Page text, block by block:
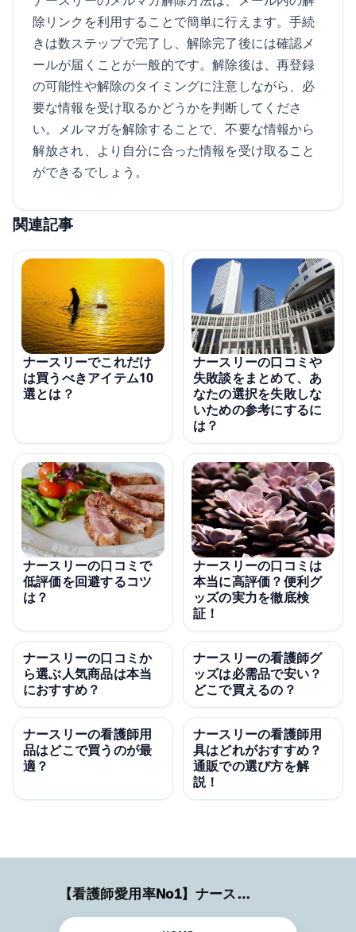
除リンクを利用することで簡単に行えます。手続
きは数ステップで完了し、解除完了後には確認メ
ールが届くことが一般的です。解除後は、再登録
の可能性や解除のタイミングに注意しながら、必
要な情報を受け取るかどうかを判断してくださ
い。メルマガを解除することで、不要な情報から
解放され、より自分に合った情報を受け取ること
ができるでしょう。
関連記事
ナースリーでこれだけ
は買うべきアイテム10
選とは？
ナースリーの口コミや
失敗談をまとめて、あ
なたの選択を失敗しな
いための参考にするに
は？
ナースリーの口コミで
低評価を回避するコツ
は？
ナースリーの口コミは
本当に高評価？便利グ
ッズの実力を徹底検
証！
ナースリーの口コミか
ら選ぶ人気商品は本当
におすすめ？
ナースリーの看護師グ
ッズは必需品で安い？
どこで買えるの？
ナースリーの看護師用
品はどこで買うのが最
適？
ナースリーの看護師用
具はどれがおすすめ？
通販での選び方を解
説！
【看護師愛用率No1】ナースリーで人気の商品はコレ